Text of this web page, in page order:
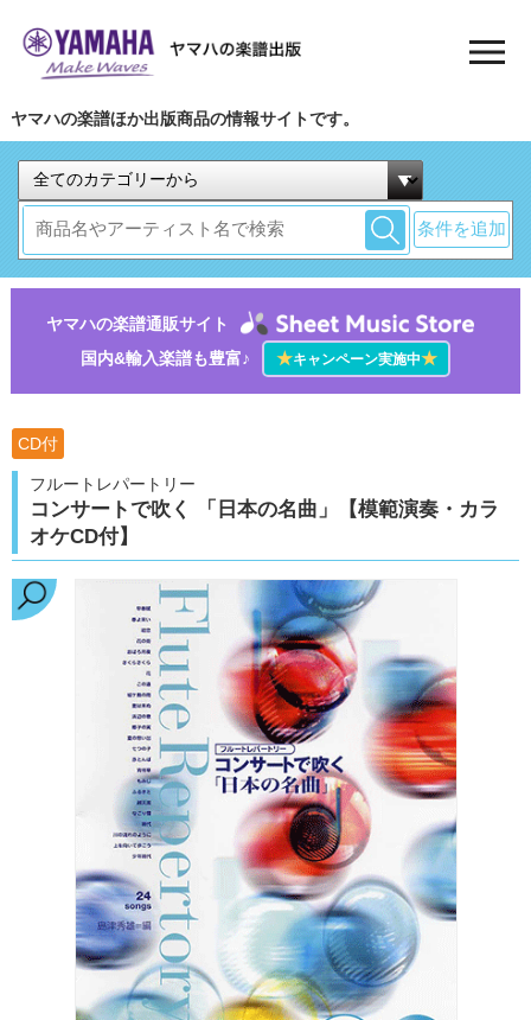
ヤマハの楽譜ほか出版商品の情報サイトです。
条件を追加
ヤマハの楽譜通販サイト
国内&輸入楽譜も豊富♪
★キャンペーン実施中★
CD付
フルートレパートリー
コンサートで吹く 「日本の名曲」【模範演奏・カラ
オケCD付】